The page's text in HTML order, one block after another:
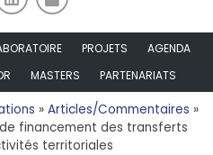
PROJETS
AGENDA
MASTERS PARTENARIATS
» Articles/Commentaires »
de financement des transferts
territoriales